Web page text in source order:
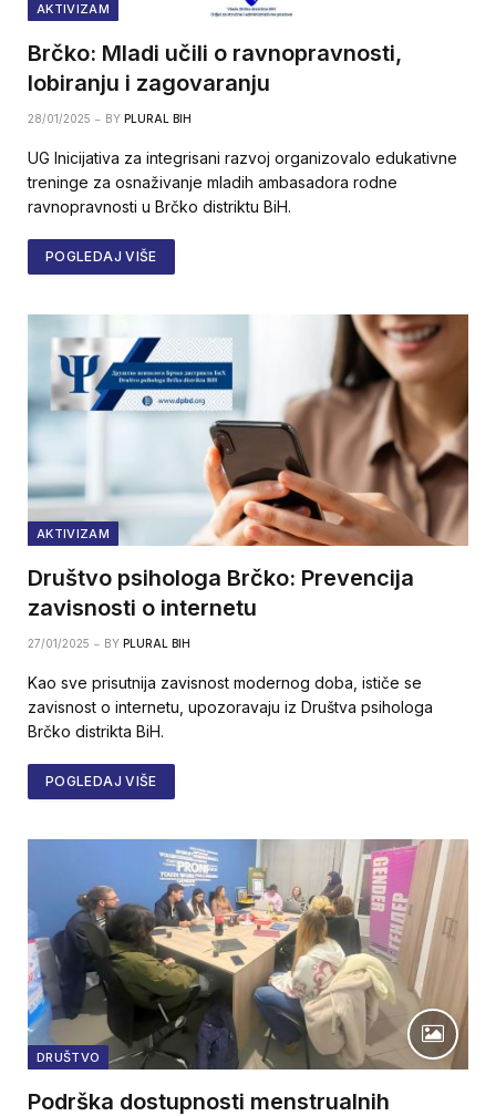
AKTIVIZAM
Brčko: Mladi učili o ravnopravnosti,
lobiranju i zagovaranju
28/01/2025 BY PLURAL BIH
UG Inicijativa za integrisani razvoj organizovalo edukativne
treninge za osnaživanje mladih ambasadora rodne
ravnopravnosti u Brčko distriktu BiH.
POGLEDAJ VIŠE
AKTIVIZAM
Društvo psihologa Brčko: Prevencija
zavisnosti o internetu
27/01/2025 BY PLURAL BIH
Kao sve prisutnija zavisnost modernog doba, ističe se
zavisnost o internetu, upozoravaju iz Društva psihologa
Brčko distrikta BiH.
POGLEDAJ VIŠE
DRUŠTVO
Podrška dostupnosti menstrualnih